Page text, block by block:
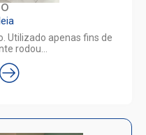
Utilizado apenas fins de
rodou…